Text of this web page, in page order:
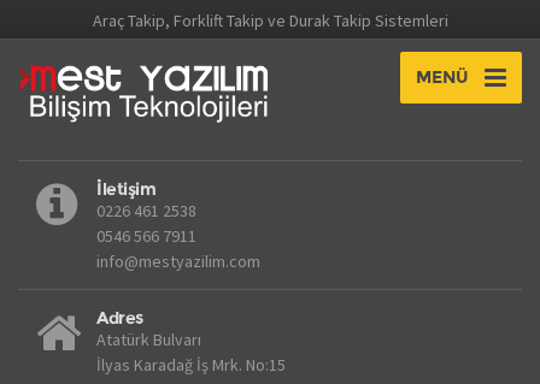
Araç Takip, Forklift Takip ve Durak Takip Sistemleri
MENÜ
İletişim
0226 461 2538
0546 566 7911
info@mestyazilim.com
Adres
Atatürk Bulvarı
İlyas Karadağ İş Mrk. No:15